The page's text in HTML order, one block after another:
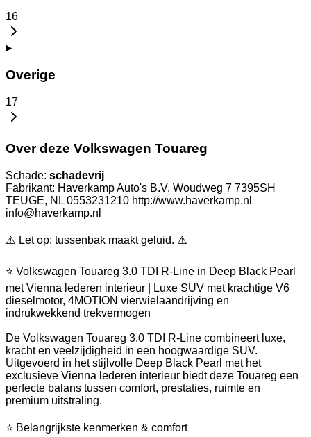
16
Overige
17
Over deze Volkswagen Touareg
Schade: schadevrij
Fabrikant: Haverkamp Auto's B.V. Woudweg 7 7395SH
TEUGE, NL 0553231210 http://www.haverkamp.nl
info@haverkamp.nl
⚠️ Let op: tussenbak maakt geluid. ⚠️
⭐ Volkswagen Touareg 3.0 TDI R-Line in Deep Black Pearl
met Vienna lederen interieur | Luxe SUV met krachtige V6
dieselmotor, 4MOTION vierwielaandrijving en
indrukwekkend trekvermogen
De Volkswagen Touareg 3.0 TDI R-Line combineert luxe,
kracht en veelzijdigheid in een hoogwaardige SUV.
Uitgevoerd in het stijlvolle Deep Black Pearl met het
exclusieve Vienna lederen interieur biedt deze Touareg een
perfecte balans tussen comfort, prestaties, ruimte en
premium uitstraling.
⭐ Belangrijkste kenmerken & comfort